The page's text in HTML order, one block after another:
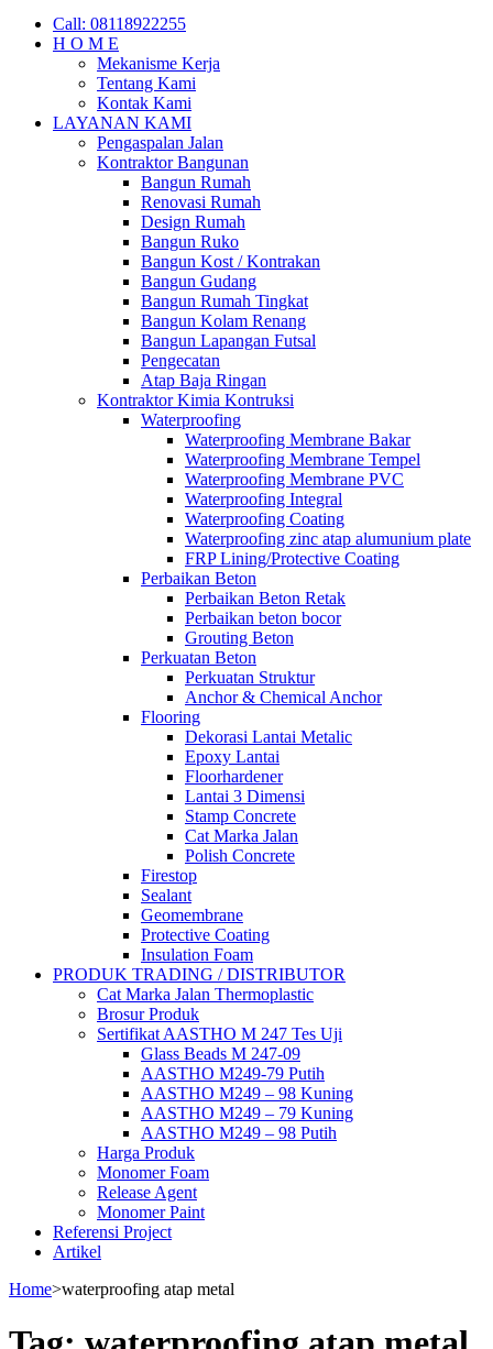
Call: 08118922255
H O M E
Mekanisme Kerja
Tentang Kami
Kontak Kami
LAYANAN KAMI
Pengaspalan Jalan
Kontraktor Bangunan
Bangun Rumah
Renovasi Rumah
Design Rumah
Bangun Ruko
Bangun Kost / Kontrakan
Bangun Gudang
Bangun Rumah Tingkat
Bangun Kolam Renang
Bangun Lapangan Futsal
Pengecatan
Atap Baja Ringan
Kontraktor Kimia Kontruksi
Waterproofing
Waterproofing Membrane Bakar
Waterproofing Membrane Tempel
Waterproofing Membrane PVC
Waterproofing Integral
Waterproofing Coating
Waterproofing zinc atap alumunium plate
FRP Lining/Protective Coating
Perbaikan Beton
Perbaikan Beton Retak
Perbaikan beton bocor
Grouting Beton
Perkuatan Beton
Perkuatan Struktur
Anchor & Chemical Anchor
Flooring
Dekorasi Lantai Metalic
Epoxy Lantai
Floorhardener
Lantai 3 Dimensi
Stamp Concrete
Cat Marka Jalan
Polish Concrete
Firestop
Sealant
Geomembrane
Protective Coating
Insulation Foam
PRODUK TRADING / DISTRIBUTOR
Cat Marka Jalan Thermoplastic
Brosur Produk
Sertifikat AASTHO M 247 Tes Uji
Glass Beads M 247-09
AASTHO M249-79 Putih
AASTHO M249 – 98 Kuning
AASTHO M249 – 79 Kuning
AASTHO M249 – 98 Putih
Harga Produk
Monomer Foam
Release Agent
Monomer Paint
Referensi Project
Artikel
Home>waterproofing atap metal